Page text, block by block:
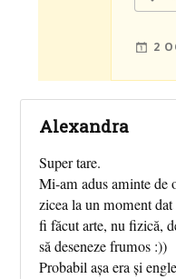
2
Alexandra
Super tare.
Mi-am adus aminte de
zicea la un moment
fi făcut arte, nu fizică,
să deseneze frumos :))
Probabil aşa era şi